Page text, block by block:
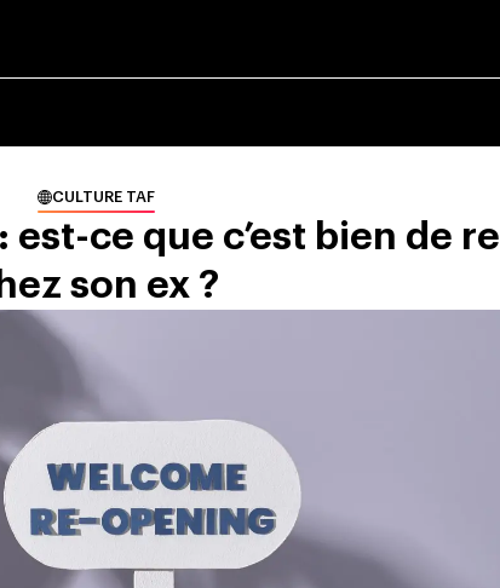
CULTURE TAF
est-ce que c’est bien de
son ex ?